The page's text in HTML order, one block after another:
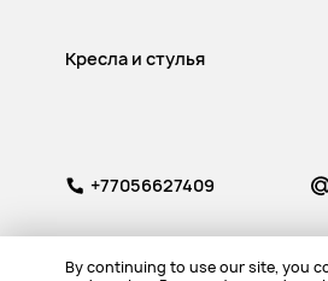
Кресла и стулья
+77056627409
By continuing to use our site, you